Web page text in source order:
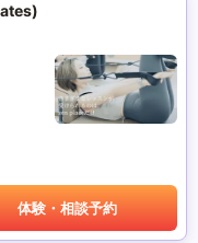
体験・相談予約